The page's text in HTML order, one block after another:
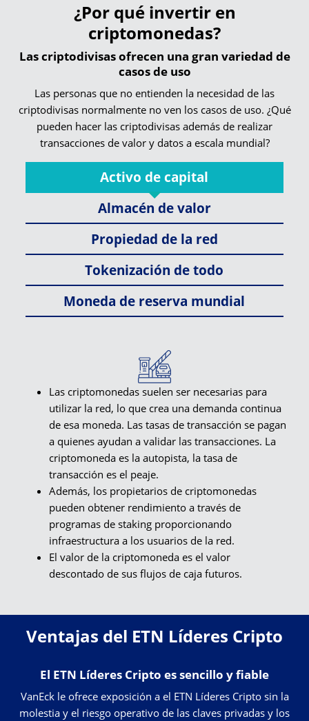
¿Por qué invertir en
criptomonedas?
Las criptodivisas ofrecen una gran variedad de
casos de uso
Las personas que no entienden la necesidad de las
criptodivisas normalmente no ven los casos de uso. ¿Qué
pueden hacer las criptodivisas además de realizar
transacciones de valor y datos a escala mundial?
Activo de capital
Almacén de valor
Propiedad de la red
Tokenización de todo
Moneda de reserva mundial
Las criptomonedas suelen ser necesarias para
utilizar la red, lo que crea una demanda continua
de esa moneda. Las tasas de transacción se pagan
a quienes ayudan a validar las transacciones. La
criptomoneda es la autopista, la tasa de
transacción es el peaje.
Además, los propietarios de criptomonedas
pueden obtener rendimiento a través de
programas de staking proporcionando
infraestructura a los usuarios de la red.
El valor de la criptomoneda es el valor
descontado de sus flujos de caja futuros.
Ventajas del ETN Líderes Cripto
El ETN Líderes Cripto es sencillo y fiable
VanEck le ofrece exposición a el ETN Líderes Cripto sin la
molestia y el riesgo operativo de las claves privadas y los